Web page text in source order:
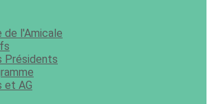
de l'Amicale
Présidents
et AG